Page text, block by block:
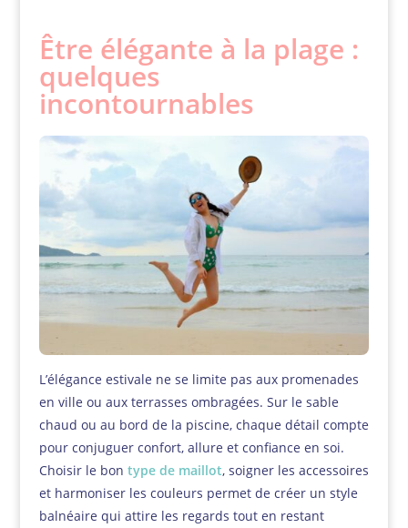
Être élégante à la plage :
quelques
incontournables
L’élégance estivale ne se limite pas aux promenades
en ville ou aux terrasses ombragées. Sur le sable
chaud ou au bord de la piscine, chaque détail compte
pour conjuguer confort, allure et confiance en soi.
Choisir le bon type de maillot, soigner les accessoires
et harmoniser les couleurs permet de créer un style
balnéaire qui attire les regards tout en restant